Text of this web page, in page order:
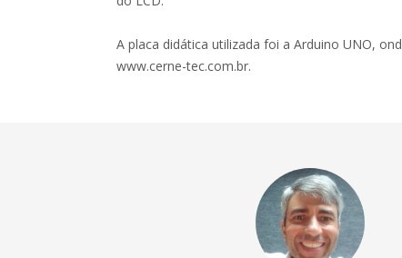
A placa didática utilizada foi a Arduino UNO,
www.cerne-tec.com.br.